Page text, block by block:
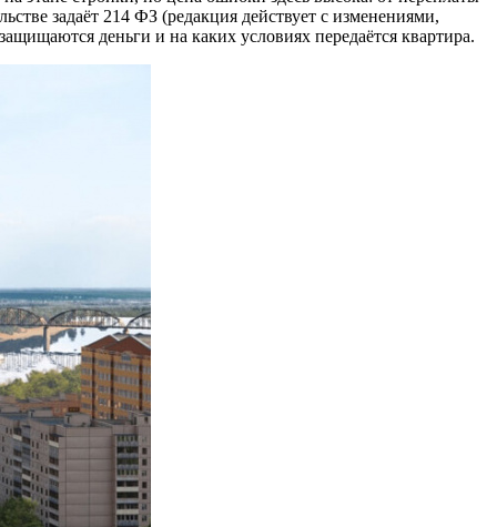
задаёт 214 ФЗ (редакция действует с изменениями,
деньги и на каких условиях передаётся квартира.